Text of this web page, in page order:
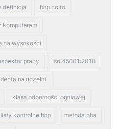
definicja bhp co to
komputerem
na wysokości
pracy iso 45001:2018
na uczelni
klasa odporności ogniowej
listy kontrolne bhp metoda pha